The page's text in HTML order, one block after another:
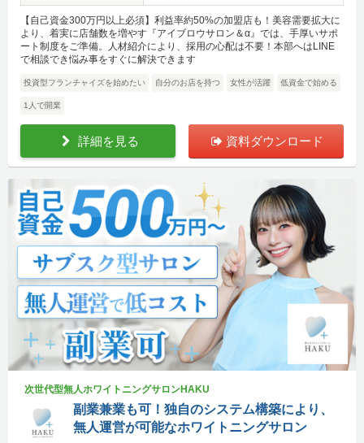
【自己資金300万円以上必須】利益率約50%の加盟店も！美容需要拡大に
より、着実に店舗数を増やす『アイブロウサロン＆α』では、手厚いサポ
ート制度をご準備。人材紹介により、採用の心配は不要！本部へはLINE
で相談でき悩み事をすぐに解決できます
投資型フランチャイズを始めたい 自分のお店を持つ 女性が活躍 低資金で始める
1人で開業
詳細を見る 資料ダウンロード
次世代型無人ホワイトニングサロンHAKU
副業兼業も可！独自のシステム構築により、
無人運営が可能なホワイトニングサロン